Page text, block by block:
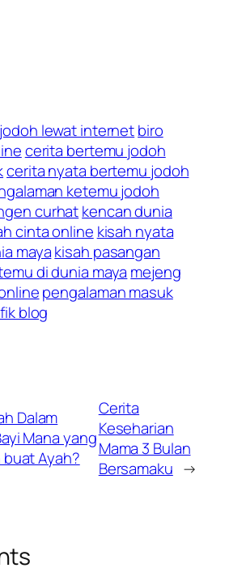
lewat internetbiro
cerita bertemu jodoh
cerita nyata bertemu jodoh
ketemu jodoh
curhatkencan dunia
cinta online kisah nyata
mayakisah pasangan
di dunia maya mejeng
pengalaman masuk
blog
Dalam
Mana yang
buat Ayah?
Cerita
Keseharian
Mama 3 Bulan
Bersamaku →